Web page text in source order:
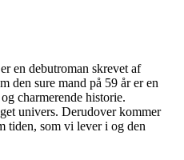
en debutroman skrevet af
den sure mand på 59 år er en
charmerende historie.
univers. Derudover kommer
tiden, som vi lever i og den